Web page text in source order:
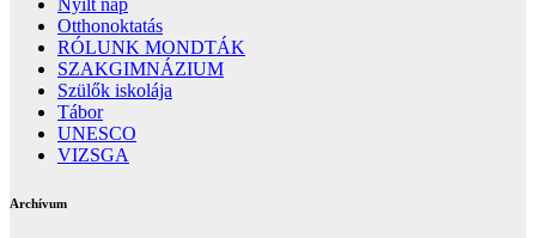
Otthonoktatás
RÓLUNK MONDTÁK
SZAKGIMNÁZIUM
Szülők iskolája
Tábor
UNESCO
VIZSGA
Archívum